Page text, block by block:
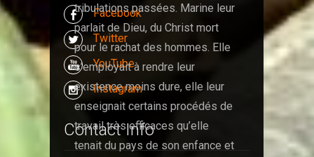
tribulations passées. Marine leur
parlait de Dieu, du Christ mort
pour le rachat des hommes. Elle
s’employait à rendre leur
existence moins dure, elle leur
enseignait certains procédés de
travail très efficaces qu’elle
tenait du pays de son enfance et
Facebook
Twitter
YouTube
Instagram
Contact Info